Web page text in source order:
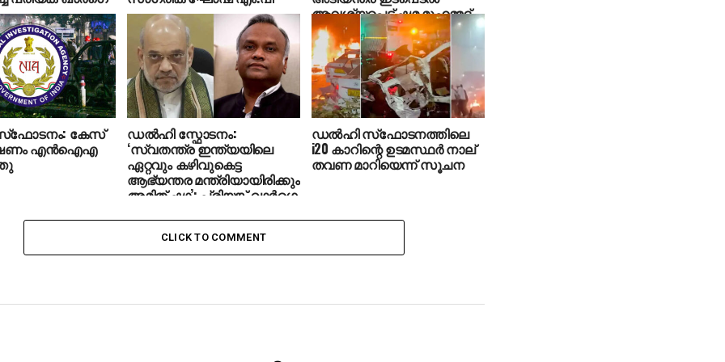
ആവശ്യപ്പെട്ട് ഷമ മുഹമ്മദ്
കേസ്
എന്‍ഐഎ
ഡല്‍ഹി സ്ഫോടനം:
‘സ്വതന്ത്ര ഇന്ത്യയിലെ
ഏറ്റവും കഴിവുകെട്ട
ആഭ്യന്തര മന്ത്രിയായിരിക്കും
അമിത് ഷാ’: പ്രിയങ്ക് ഖാർഗെ
ഡല്‍ഹി സ്‌ഫോടനത്തിലെ
i20 കാറിന്റെ ഉടമസ്ഥര്‍ നാല്
തവണ മാറിയെന്ന് സൂചന
CLICK TO COMMENT